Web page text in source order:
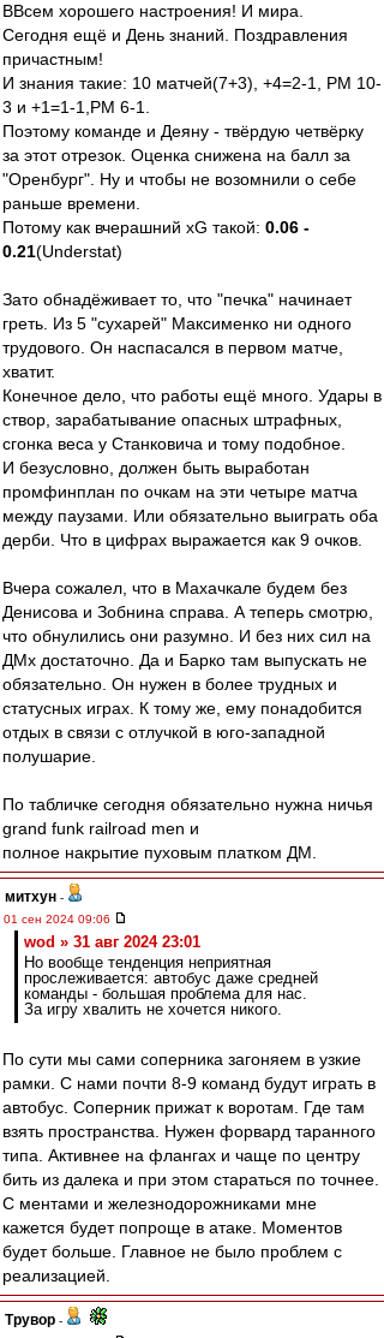
ВВсем хорошего настроения! И мира.
Сегодня ещё и День знаний. Поздравления
причастным!
И знания такие: 10 матчей(7+3), +4=2-1, РМ 10-
3 и +1=1-1,РМ 6-1.
Поэтому команде и Деяну - твёрдую четвёрку
за этот отрезок. Оценка снижена на балл за
"Оренбург". Ну и чтобы не возомнили о себе
раньше времени.
Потому как вчерашний xG такой: 0.06 -
0.21(Understat)
Зато обнадёживает то, что "печка" начинает
греть. Из 5 "сухарей" Максименко ни одного
трудового. Он наспасался в первом матче,
хватит.
Конечное дело, что работы ещё много. Удары в
створ, зарабатывание опасных штрафных,
сгонка веса у Станковича и тому подобное.
И безусловно, должен быть выработан
промфинплан по очкам на эти четыре матча
между паузами. Или обязательно выиграть оба
дерби. Что в цифрах выражается как 9 очков.
Вчера сожалел, что в Махачкале будем без
Денисова и Зобнина справа. А теперь смотрю,
что обнулились они разумно. И без них сил на
ДМх достаточно. Да и Барко там выпускать не
обязательно. Он нужен в более трудных и
статусных играх. К тому же, ему понадобится
отдых в связи с отлучкой в юго-западной
полушарие.
По табличке сегодня обязательно нужна ничья
grand funk railroad men и
полное накрытие пуховым платком ДМ.
митхун -
01 сен 2024 09:06
wod » 31 авг 2024 23:01
Но вообще тенденция неприятная
прослеживается: автобус даже средней
команды - большая проблема для нас.
За игру хвалить не хочется никого.
По сути мы сами соперника загоняем в узкие
рамки. С нами почти 8-9 команд будут играть в
автобус. Соперник прижат к воротам. Где там
взять пространства. Нужен форвард таранного
типа. Активнее на флангах и чаще по центру
бить из далека и при этом стараться по точнее.
С ментами и железнодорожниками мне
кажется будет попроще в атаке. Моментов
будет больше. Главное не было проблем с
реализацией.
Трувор -